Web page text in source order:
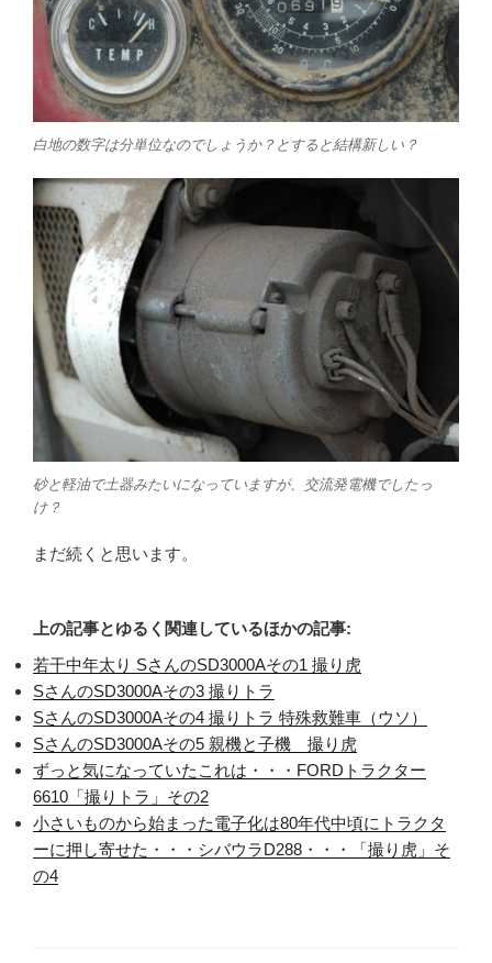
白地の数字は分単位なのでしょうか？とすると結構新しい？
砂と軽油で土器みたいになっていますが、交流発電機でしたっ
け？
まだ続くと思います。
上の記事とゆるく関連しているほかの記事:
若干中年太り SさんのSD3000Aその1 撮り虎
SさんのSD3000Aその3 撮りトラ
SさんのSD3000Aその4 撮りトラ 特殊救難車（ウソ）
SさんのSD3000Aその5 親機と子機 撮り虎
ずっと気になっていたこれは・・・FORDトラクター
6610「撮りトラ」その2
小さいものから始まった電子化は80年代中頃にトラクタ
ーに押し寄せた・・・シバウラD288・・・「撮り虎」そ
の4